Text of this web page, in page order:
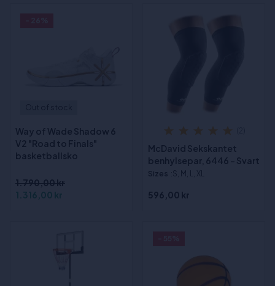
Way of Wade Shadow 6
V2 "Road to Finals"
basketballsko
1.790,00 kr
1.316,00 kr
McDavid Sekskantet
benhylsepar, 6446 - Svart
Sizes :S, M, L, XL
596,00 kr